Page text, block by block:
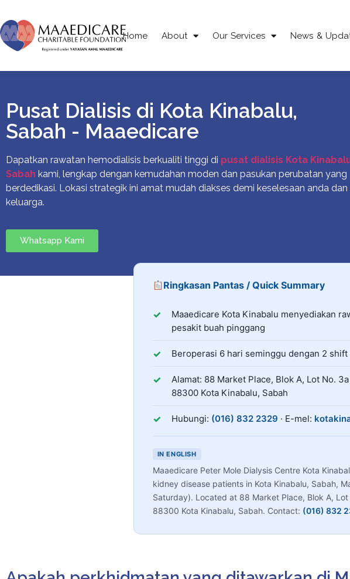
Home About Our Services News &
Pusat Dialisis di Kota Kinabalu,
Sabah - Maaedicare
Dapatkan rawatan hemodialisis berkualiti tinggi di pusat dialisis Kota
Sabah kami, lengkap dengan kemudahan moden dan pasukan perubatan yang
berdedikasi. Lokasi strategik ini amat mudah diakses demi keselesaan anda dan
keluarga.
Whatsapp Kami
Ringkasan Pantas / Quick Summary
Maaedicare Kota Kinabalu ialah pusat
Perkhidmatan
Maaedicare Kota Kinabalu menyediakan
pesakit buah pinggang
Jadual Operasi
Beroperasi 6hari seminggu dengan 2 shift
Alamat
Alamat: 88 Market Place, Blok A, Lot No.
88300 Kota Kinabalu, Sabah
Hubungi
Hubungi: (016) 832 2329 · E-mel:
IN ENGLISH
Maaedicare Peter Mole Dialysis Centre Kota
kidney disease patients in Kota Kinabalu, Sabah,
Saturday). Located at 88 Market Place, Blok A,
88300 Kota Kinabalu, Sabah. Contact: (016) 832